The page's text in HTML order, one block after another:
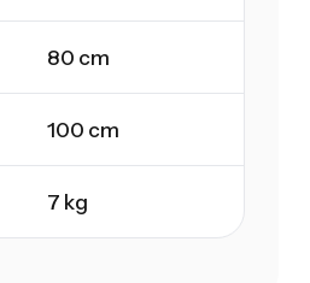
80 cm
100 cm
7 kg